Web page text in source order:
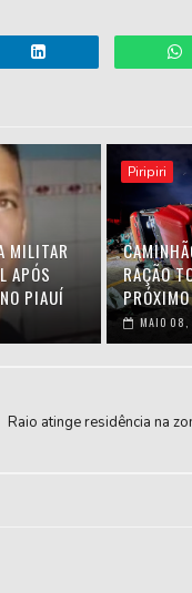
MILITAR
APÓS
PIAUÍ
Piripiri
RAÇÃO
MAIO
Raio atinge residência na